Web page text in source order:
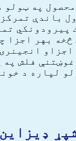
په ټولو
باندې
پیرودونکي
څخه بهر اجزا
اجزاو
غوښتنې فلش